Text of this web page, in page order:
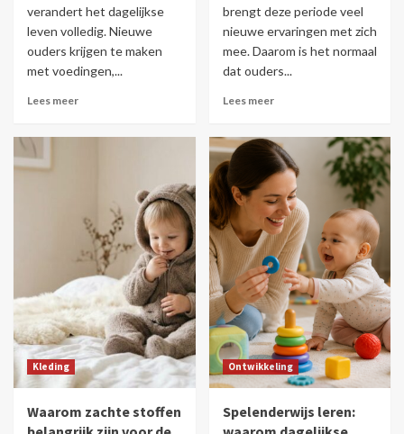
verandert het dagelijkse
leven volledig. Nieuwe
ouders krijgen te maken
met voedingen,...
Lees meer
brengt deze periode veel
nieuwe ervaringen met zich
mee. Daarom is het normaal
dat ouders...
Lees meer
Kleding
Waarom zachte stoffen
Ontwikkeling
Spelenderwijs leren: